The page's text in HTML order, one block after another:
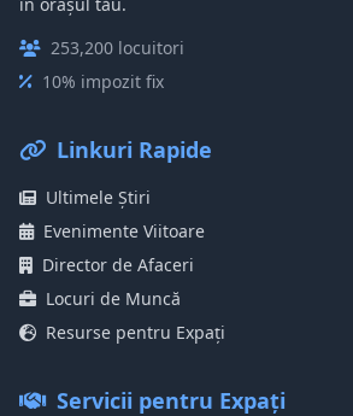
253,200 locuitori
10% impozit fix
Linkuri Rapide
Ultimele Știri
Evenimente Viitoare
Director de Afaceri
Locuri de Muncă
Resurse pentru Expați
Servicii pentru Expați